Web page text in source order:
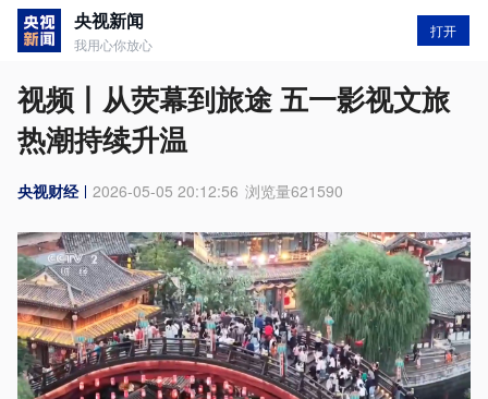
央视新闻
我用心你放心
打开
视频丨从荧幕到旅途 五一影视文旅
热潮持续升温
央视财经 2026-05-05 20:12:56 浏览量621590